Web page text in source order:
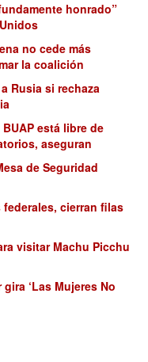
honrado”
no cede más
la coalición
Rusia si rechaza
está libre de
aseguran
de Seguridad
cierran filas
visitar Machu Picchu
‘Las Mujeres No